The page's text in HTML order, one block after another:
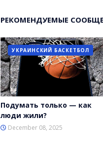
РЕКОМЕНДУЕМЫЕ
УКРАИНСКИЙ БАСКЕТБОЛ
Подумать только — как
люди жили?
December 08, 2025